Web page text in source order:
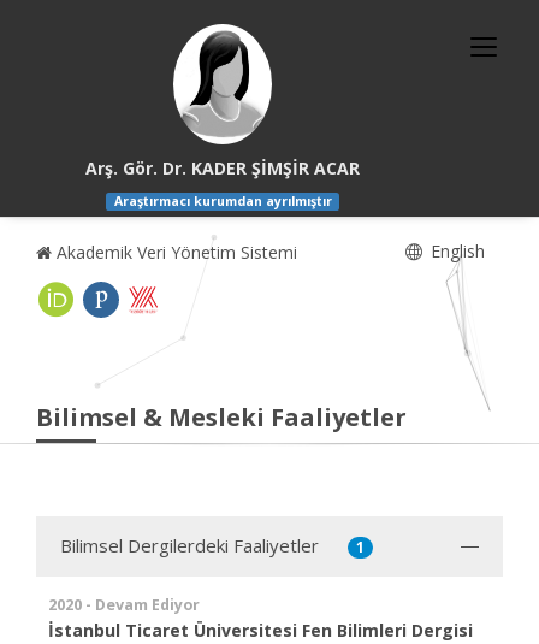
Arş. Gör. Dr. KADER ŞİMŞİR ACAR
Araştırmacı kurumdan ayrılmıştır
Akademik Veri Yönetim Sistemi English
Bilimsel & Mesleki Faaliyetler
Bilimsel Dergilerdeki Faaliyetler 1
2020 - Devam Ediyor
İstanbul Ticaret Üniversitesi Fen Bilimleri Dergisi